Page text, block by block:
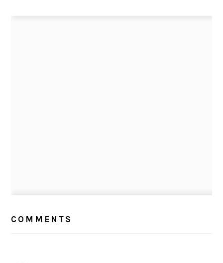
INTERACTIONS
COMMENTS